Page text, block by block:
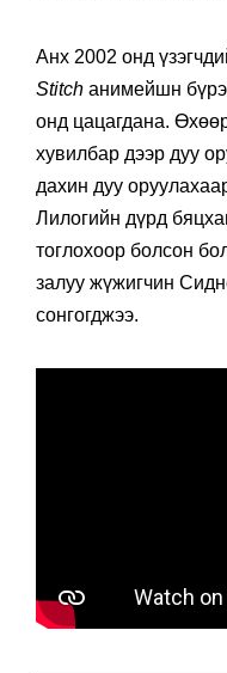
Анх 2002 онд
Stitch анимейшн
онд цацагдана.
хувилбар дээр дуу
дахин дуу
Лилогийн дүрд
тоглохоор болсон
залуу жүжигчин
сонгогджээ.